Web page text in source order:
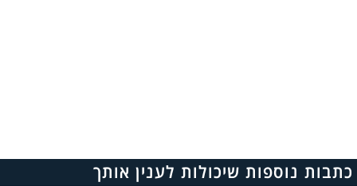
כתבות נוספות שיכולות לענין אותך